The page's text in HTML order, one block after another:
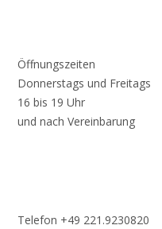
Öffnungszeiten
Donnerstags und Freitags
16 bis 19 Uhr
und nach Vereinbarung
Telefon +49 221.9230820